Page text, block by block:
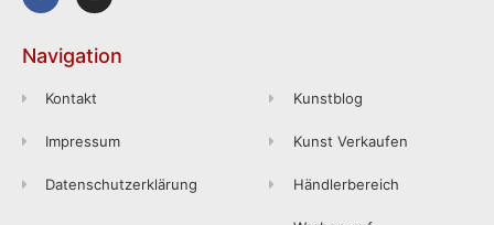
Navigation
Kontakt
Impressum
Datenschutzerklärung
Kunstblog
Kunst Verkaufen
Händlerbereich